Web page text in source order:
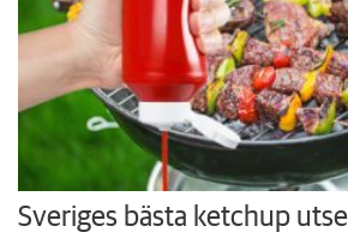
Sveriges bästa ketchup